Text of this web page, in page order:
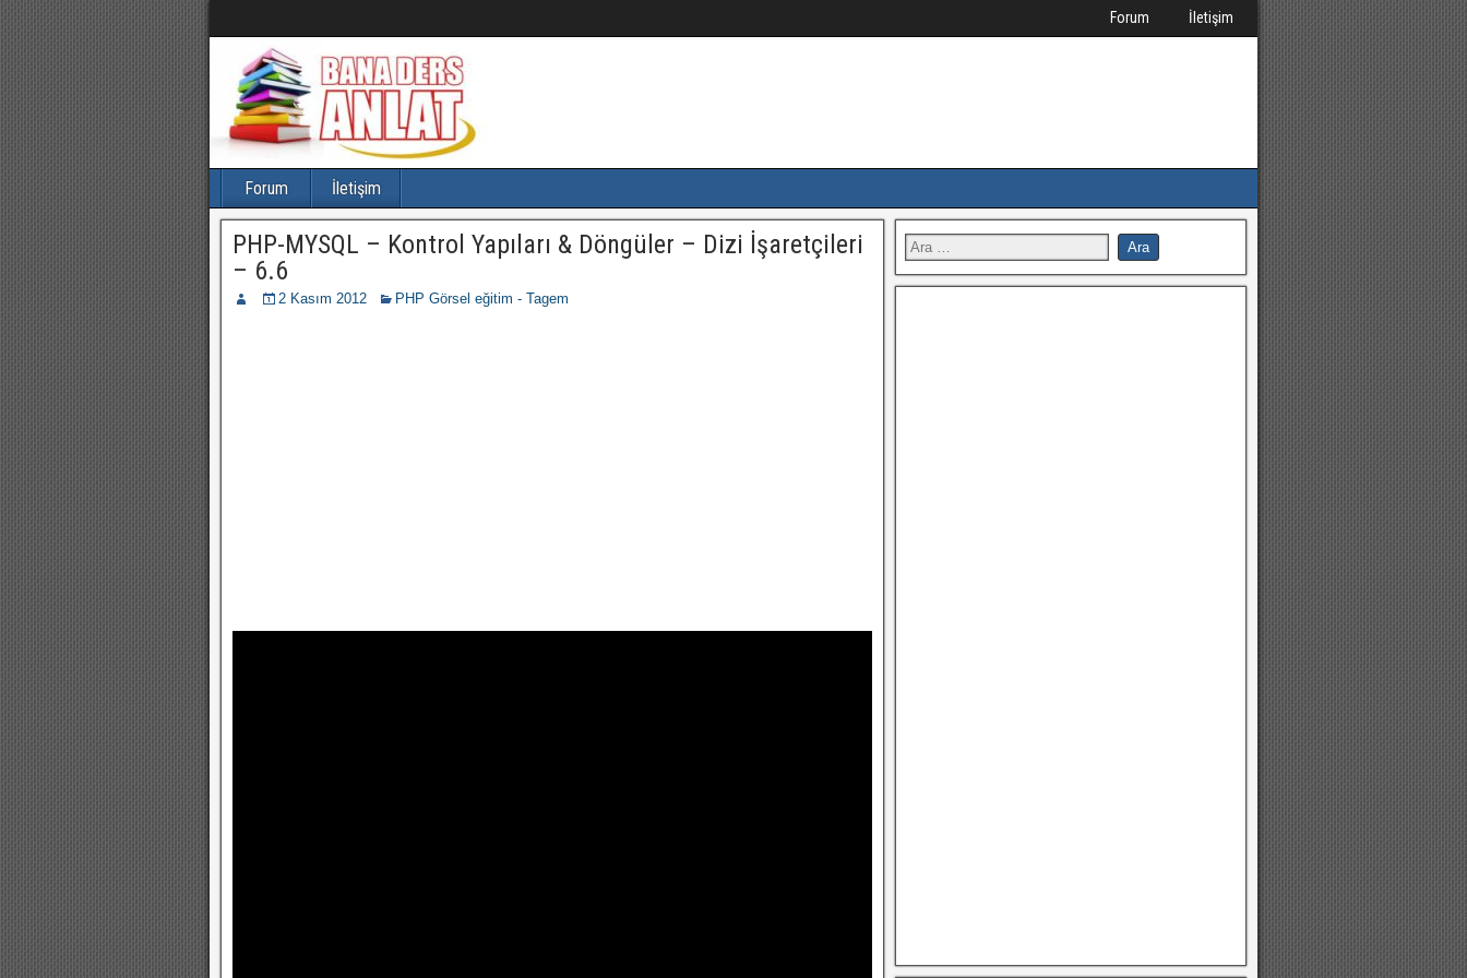
Forum İletişim
Forum İletişim
PHP-MYSQL – Kontrol Yapıları & Döngüler – Dizi İşaretçileri
– 6.6
2 Kasım 2012 PHP Görsel eğitim - Tagem